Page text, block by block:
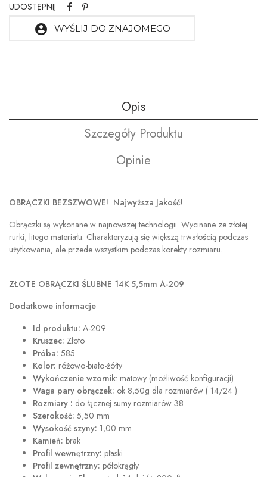
UDOSTĘPNIJ
account_circle WYŚLIJ DO ZNAJOMEGO
Opis
Szczegóły Produktu
Opinie
OBRĄCZKI BEZSZWOWE! Najwyższa Jakość!
Obrączki są wykonane w najnowszej technologii. Wycinane ze złotej
rurki, litego materiału. Charakteryzują się większą trwałością podczas
użytkowania, ale przede wszystkim podczas korekty rozmiaru.
ZŁOTE OBRĄCZKI ŚLUBNE 14K 5,5mm A-209
Dodatkowe informacje
Id produktu: A-209
Kruszec: Złoto
Próba: 585
Kolor: różowo-biało-żółty
Wykończenie wzornik: matowy (możliwość konfiguracji)
Waga pary obrączek: ok 8,50g dla rozmiarów ( 14/24 )
Rozmiary : do łącznej sumy rozmiarów 38
Szerokość: 5,50 mm
Wysokość szyny: 1,00 mm
Kamień: brak
Profil wewnętrzny: płaski
Profil zewnętrzny: półokrągły